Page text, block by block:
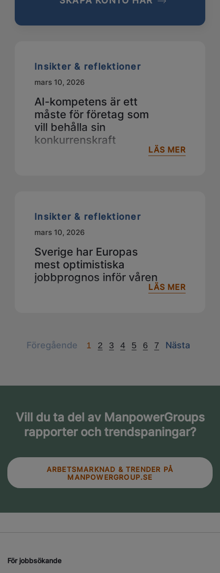
Insikter & reflektioner
mars 10, 2026
AI-kompetens är ett
måste för företag som
vill behålla sin
konkurrenskraft
LÄS MER
Insikter & reflektioner
mars 10, 2026
Sverige har Europas
mest optimistiska
jobbprognos inför våren
LÄS MER
Föregående Previous
1 2 3 4 5 6 7 Nästa
Next
Vill du ta del av ManpowerGroups
rapporter och trendspaningar?
ARBETSMARKNAD & TRENDER PÅ
MANPOWERGROUP.SE
För jobbsökande